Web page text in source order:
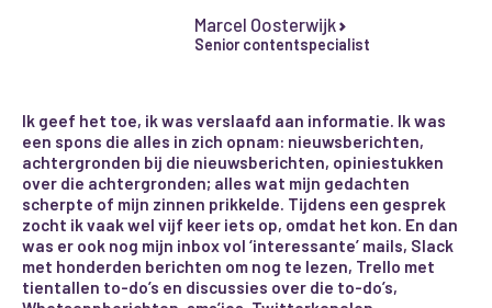
Marcel Oosterwijk
Senior contentspecialist
Ik geef het toe, ik was verslaafd aan informatie. Ik was
een spons die alles in zich opnam: nieuwsberichten,
achtergronden bij die nieuwsberichten, opiniestukken
over die achtergronden; alles wat mijn gedachten
scherpte of mijn zinnen prikkelde. Tijdens een gesprek
zocht ik vaak wel vijf keer iets op, omdat het kon. En dan
was er ook nog mijn inbox vol ‘interessante’ mails, Slack
met honderden berichten om nog te lezen, Trello met
tientallen to-do’s en discussies over die to-do’s,